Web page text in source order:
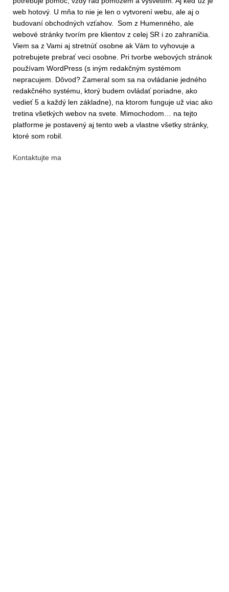
web hotový. U mňa to nie je len o vytvorení webu, ale aj o
budovaní obchodných vzťahov. Som z Humenného, ale
webové stránky tvorím pre klientov z celej SR i zo zahraničia.
Viem sa z Vami aj stretnúť osobne ak Vám to vyhovuje a
potrebujete prebrať veci osobne. Pri tvorbe webových stránok
používam WordPress (s iným redakčným systémom
nepracujem. Dôvod? Zameral som sa na ovládanie jedného
redakčného systému, ktorý budem ovládať poriadne, ako
vedieť 5 a každý len základne), na ktorom funguje už viac ako
tretina všetkých webov na svete. Mimochodom… na tejto
platforme je postavený aj tento web a vlastne všetky stránky,
ktoré som robil.
Kontaktujte ma